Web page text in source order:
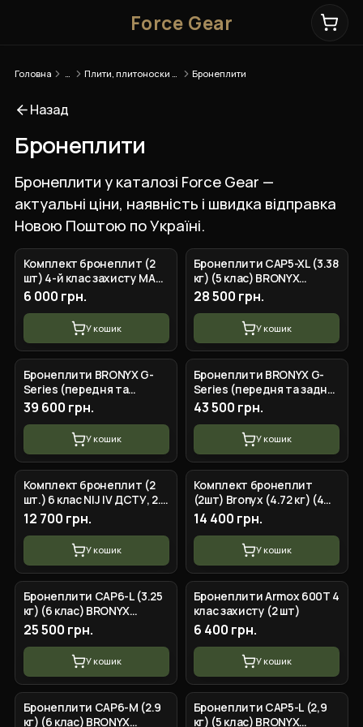
Force Gear
Головна Бронеплити
Назад
Бронеплити
Бронеплити у каталозі Force Gear —
актуальні ціни, наявність і швидка відправка
Новою Поштою по Україні.
Комплект бронеплит (2
шт) 4-й клас захисту MARS
600 6мм, по 3.5 кг
6 000 грн.
У кошик
Бронеплити CAP5-XL (3.38
кг) (5 клас) BRONYX
275*355 2шт
28 500 грн.
У кошик
Бронеплити BRONYX G-
Series (передня та
задня)3 клас захисту
ДСТУ НВМПЕ Shooter's
Cut (M/25*30)
39 600 грн.
У кошик
Бронеплити BRONYX G-
Series (передня та задня)
3 клас захисту ДСТУ
НВМПЕ Shooter's Cut
(L/28x32)
43 500 грн.
У кошик
Комплект бронеплит (2
шт.) 6 клас NIJ IV ДСТУ, 2.8
кг Al2O3+PE
12 700 грн.
У кошик
Комплект бронеплит
(2шт) Bronyx (4.72 кг) (4
клас) 250*300
14 400 грн.
У кошик
Бронеплити CAP6-L (3.25
кг) (6 клас) BRONYX
260*330 (одна площина)
25 500 грн.
У кошик
Бронеплити Armox 600T 4
клас захисту (2 шт)
6 400 грн.
У кошик
Бронеплити CAP6-M (2.9
кг) (6 клас) BRONYX
Бронеплити CAP5-L (2,9
кг) (5 клас) BRONYX